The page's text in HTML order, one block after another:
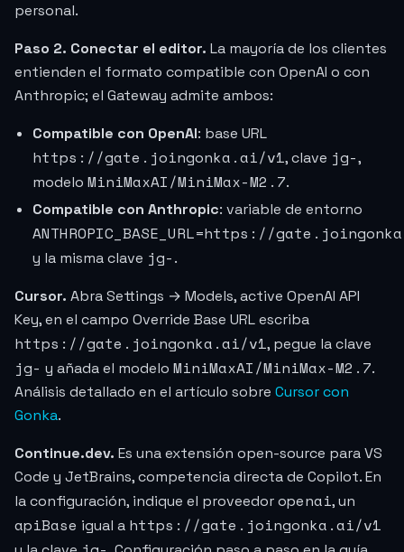
personal.
Paso 2. Conectar el editor. La mayoría de los clientes
entienden el formato compatible con OpenAI o con
Anthropic; el Gateway admite ambos:
Compatible con OpenAI: base URL
https://gate.joingonka.ai/v1, clave jg-,
modelo MiniMaxAI/MiniMax-M2.7.
Compatible con Anthropic: variable de entorno
ANTHROPIC_BASE_URL=https://
y la misma clave jg-.
Cursor. Abra Settings → Models, active OpenAI API
Key, en el campo Override Base URL escriba
https://gate.joingonka.ai/v1, pegue la clave
jg- y añada el modelo MiniMaxAI/MiniMax-M2.7.
Análisis detallado en el artículo sobre Cursor con
Gonka.
Continue.dev. Es una extensión open-source para VS
Code y JetBrains, competencia directa de Copilot. En
la configuración, indique el proveedoropenai, un
apiBase igual a https://gate.joingonka.ai/v1